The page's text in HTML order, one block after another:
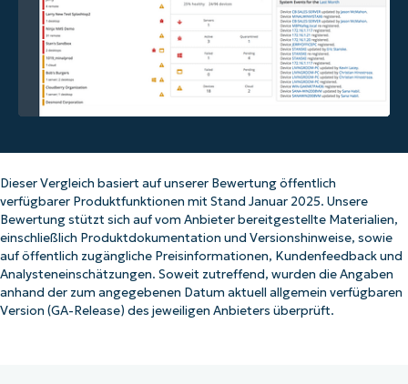
Dieser Vergleich basiert auf unserer Bewertung öffentlich
verfügbarer Produktfunktionen mit Stand Januar 2025. Unsere
Bewertung stützt sich auf vom Anbieter bereitgestellte Materialien,
einschließlich Produktdokumentation und Versionshinweise, sowie
auf öffentlich zugängliche Preisinformationen, Kundenfeedback und
Analysteneinschätzungen. Soweit zutreffend, wurden die Angaben
anhand der zum angegebenen Datum aktuell allgemein verfügbaren
Version (GA-Release) des jeweiligen Anbieters überprüft.